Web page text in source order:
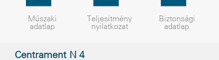
Műszaki
adatlap
Teljesítmény
nyilatkozat
Biztonsági
adatlap
Centrament N 4